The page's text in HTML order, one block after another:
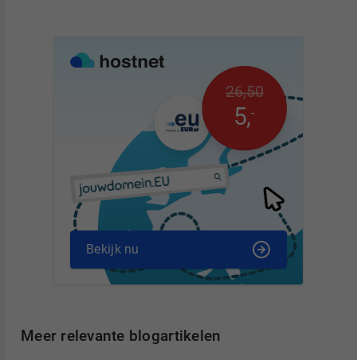
26,50
5,-
Bekijk nu
Meer relevante blogartikelen